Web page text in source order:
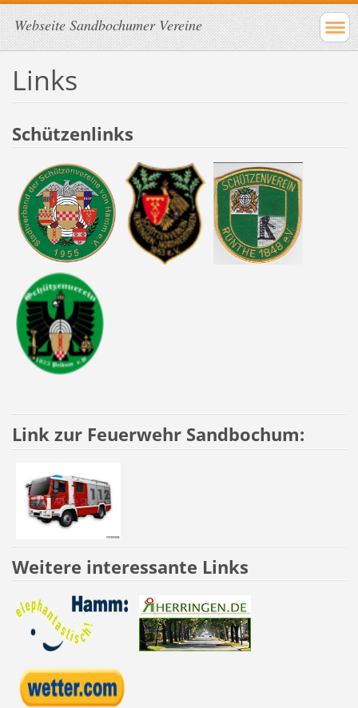
Webseite Sandbochumer Vereine
Links
Schützenlinks
Link zur Feuerwehr Sandbochum:
Weitere interessante Links